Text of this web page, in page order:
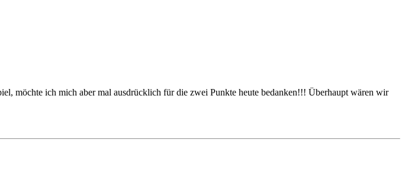
möchte ich mich aber mal ausdrücklich für die zwei Punkte heute bedanken!!! Überhaupt wären wir